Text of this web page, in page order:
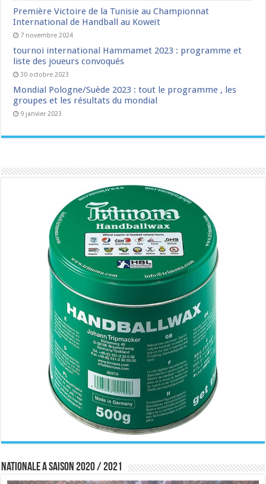
Première Victoire de la Tunisie au Championnat
International de Handball au Koweït
7 novembre 2024
tournoi international Hammamet 2023 : programme et
liste des joueurs convoqués
30 octobre 2023
Mondial Pologne/Suède 2023 : tout le programme , les
groupes et les résultats du mondial
9 janvier 2023
Nationale A saison 2020 / 2021